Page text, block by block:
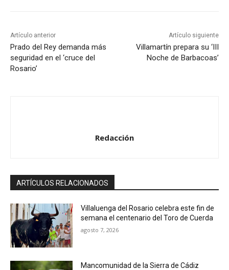
t
o
r
d
Artículo anterior
Prado del Rey demanda más
seguridad en el ‘cruce del
Rosario’
Artículo siguiente
Villamartín prepara su ‘III
Noche de Barbacoas’
Redacción
ARTÍCULOS RELACIONADOS
Villaluenga del Rosario celebra este fin de
semana el centenario del Toro de Cuerda
agosto 7, 2026
Mancomunidad de la Sierra de Cádiz